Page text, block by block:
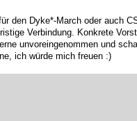
den Dyke*-March oder auch
Verbindung. Konkrete
unvoreingenommen und
ich würde mich freuen :)